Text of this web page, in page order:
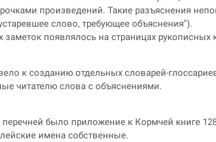
произведений. Такие разъяснения
слово, требующее объяснения").
появлялось на страницах рукописных
к созданию отдельных словарей-
читателю слова с объяснениями.
было приложение к Кормчей книге
имена собственные.